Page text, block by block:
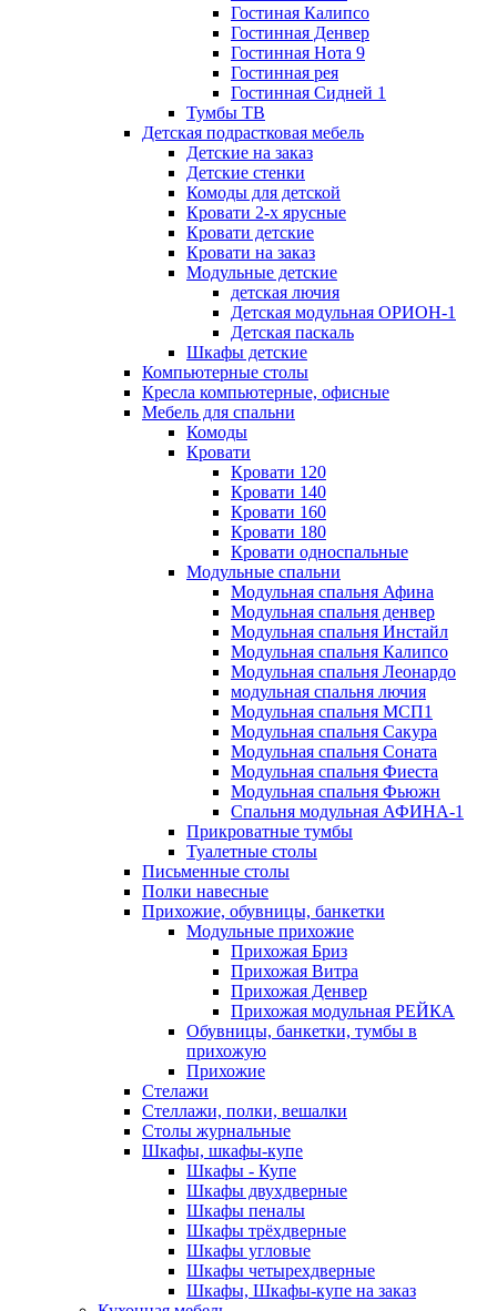
Гостиная Калипсо
Гостинная Денвер
Гостинная Нота 9
Гостинная рея
Гостинная Сидней 1
Тумбы ТВ
Детская подрастковая мебель
Детские на заказ
Детские стенки
Комоды для детской
Кровати 2-х ярусные
Кровати детские
Кровати на заказ
Модульные детские
детская лючия
Детская модульная ОРИОН-1
Детская паскаль
Шкафы детские
Компьютерные столы
Кресла компьютерные, офисные
Мебель для спальни
Комоды
Кровати
Кровати 120
Кровати 140
Кровати 160
Кровати 180
Кровати односпальные
Модульные спальни
Модульная спальня Афина
Модульная спальня денвер
Модульная спальня Инстайл
Модульная спальня Калипсо
Модульная спальня Леонардо
модульная спальня лючия
Модульная спальня МСП1
Модульная спальня Сакура
Модульная спальня Соната
Модульная спальня Фиеста
Модульная спальня Фьюжн
Спальня модульная АФИНА-1
Прикроватные тумбы
Туалетные столы
Письменные столы
Полки навесные
Прихожие, обувницы, банкетки
Модульные прихожие
Прихожая Бриз
Прихожая Витра
Прихожая Денвер
Прихожая модульная РЕЙКА
Обувницы, банкетки, тумбы в
прихожую
Прихожие
Стелажи
Стеллажи, полки, вешалки
Столы журнальные
Шкафы, шкафы-купе
Шкафы - Купе
Шкафы двухдверные
Шкафы пеналы
Шкафы трёхдверные
Шкафы угловые
Шкафы четырехдверные
Шкафы, Шкафы-купе на заказ